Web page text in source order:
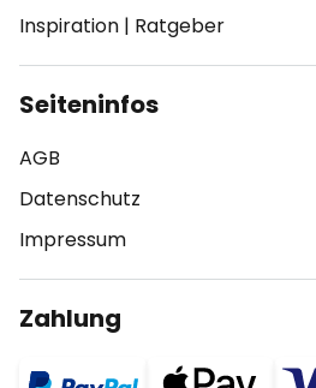
Inspiration | Ratgeber
Seiteninfos
AGB
Datenschutz
Impressum
Zahlung